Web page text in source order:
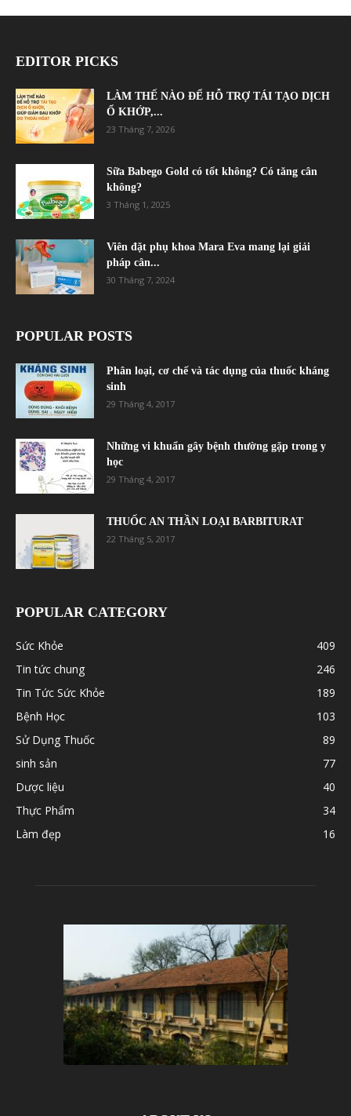
EDITOR PICKS
LÀM THẾ NÀO ĐỂ HỖ TRỢ TÁI TẠO DỊCH
Ổ KHỚP,...
23 Tháng 7, 2026
Sữa Babego Gold có tốt không? Có tăng cân
không?
3 Tháng 1, 2025
Viên đặt phụ khoa Mara Eva mang lại giải
pháp cân...
30 Tháng 7, 2024
POPULAR POSTS
Phân loại, cơ chế và tác dụng của thuốc kháng
sinh
29 Tháng 4, 2017
Những vi khuẩn gây bệnh thường gặp trong y
học
29 Tháng 4, 2017
THUỐC AN THẦN LOẠI BARBITURAT
22 Tháng 5, 2017
POPULAR CATEGORY
Sức Khỏe
409
Tin tức chung
246
Tin Tức Sức Khỏe
189
Bệnh Học
103
Sử Dụng Thuốc
89
sinh sản
77
Dược liệu
40
Thực Phẩm
34
Làm đẹp
16